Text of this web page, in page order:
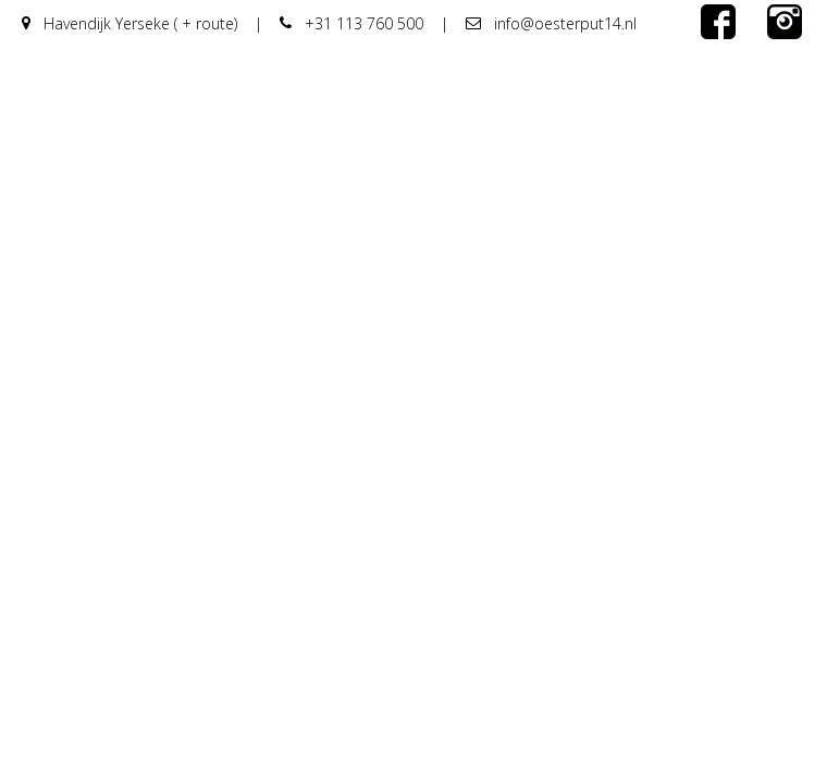
Havendijk Yerseke ( + route) | +31 113 760 500 | info@oesterput14.nl